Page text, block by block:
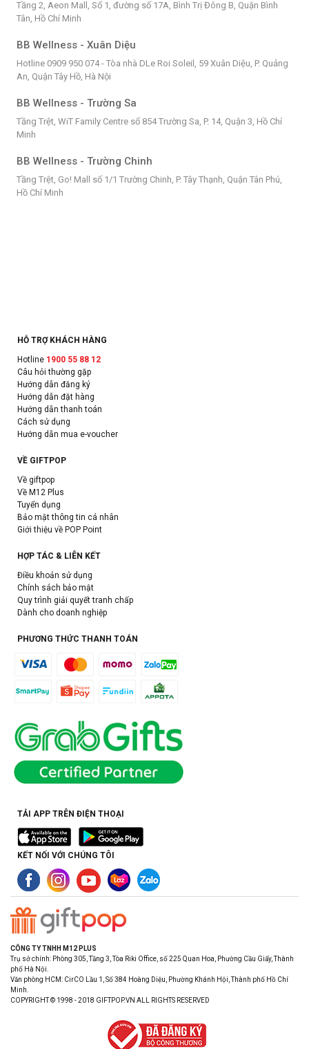
Tầng 2, Aeon Mall, Số 1, đường số 17A, Bình Trị Đông B, Quận Bình
Tân, Hồ Chí Minh
BB Wellness - Xuân Diệu
Hotline 0909 950 074 - Tòa nhà DLe Roi Soleil, 59 Xuân Diệu, P. Quảng
An, Quận Tây Hồ, Hà Nội
BB Wellness - Trường Sa
Tầng Trệt, WiT Family Centre số 854 Trường Sa, P. 14, Quận 3, Hồ Chí
Minh
BB Wellness - Trường Chinh
Tầng Trệt, Go! Mall số 1/1 Trường Chinh, P. Tây Thạnh, Quận Tân Phú,
Hồ Chí Minh
HỖ TRỢ KHÁCH HÀNG
Hotline 1900 55 88 12
Câu hỏi thường gặp
Hướng dẫn đăng ký
Hướng dẫn đặt hàng
Hướng dẫn thanh toán
Cách sử dụng
Hướng dẫn mua e-voucher
VỀ GIFTPOP
Về giftpop
Về M12 Plus
Tuyển dụng
Bảo mật thông tin cá nhân
Giới thiệu về POP Point
HỢP TÁC & LIÊN KẾT
Điều khoản sử dụng
Chính sách bảo mật
Quy trình giải quyết tranh chấp
Dành cho doanh nghiệp
PHƯƠNG THỨC THANH TOÁN
TẢI APP TRÊN ĐIỆN THOẠI
KẾT NỐI VỚI CHÚNG TÔI
CÔNG TY TNHH M12 PLUS
Trụ sở chính: Phòng 305, Tầng 3, Tòa Riki Office, số 225 Quan Hoa, Phường Cầu Giấy, Thành
phố Hà Nội.
Văn phòng HCM: CirCO Lầu 1, Số 384 Hoàng Diệu, Phường Khánh Hội, Thành phố Hồ Chí
Minh.
COPYRIGHT © 1998 - 2018 GIFTPOP.VN ALL RIGHTS RESERVED